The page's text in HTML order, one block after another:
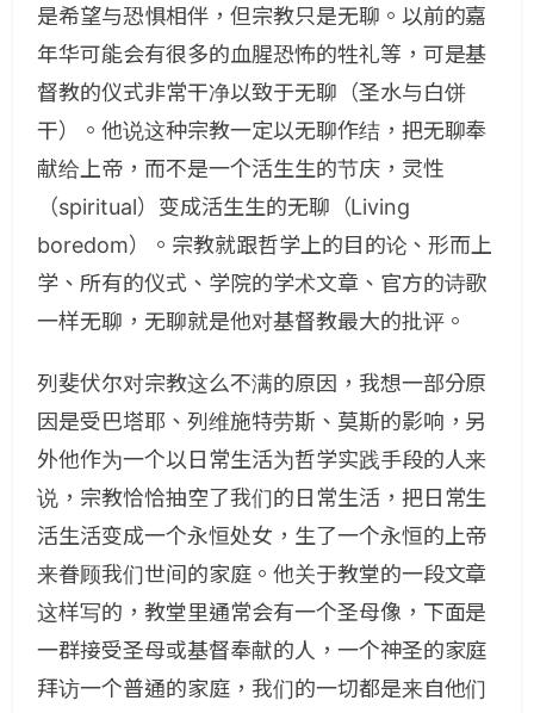
是希望与恐惧相伴，但宗教只是无聊。以前的嘉
年华可能会有很多的血腥恐怖的牲礼等，可是基
督教的仪式非常干净以致于无聊（圣水与白饼
干）。他说这种宗教一定以无聊作结，把无聊奉
献给上帝，而不是一个活生生的节庆，灵性
（spiritual）变成活生生的无聊（Living
boredom）。宗教就跟哲学上的目的论、形而上
学、所有的仪式、学院的学术文章、官方的诗歌
一样无聊，无聊就是他对基督教最大的批评。
列斐伏尔对宗教这么不满的原因，我想一部分原
因是受巴塔耶、列维施特劳斯、莫斯的影响，另
外他作为一个以日常生活为哲学实践手段的人来
说，宗教恰恰抽空了我们的日常生活，把日常生
活生活变成一个永恒处女，生了一个永恒的上帝
来眷顾我们世间的家庭。他关于教堂的一段文章
这样写的，教堂里通常会有一个圣母像，下面是
一群接受圣母或基督奉献的人，一个神圣的家庭
拜访一个普通的家庭，我们的一切都是来自他们